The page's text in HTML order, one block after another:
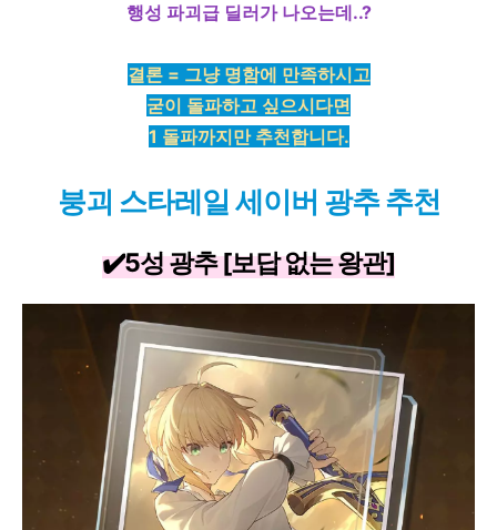
행성 파괴급 딜러가 나오는데..?
결론 = 그냥 명함에 만족하시고
굳이 돌파하고 싶으시다면
1 돌파까지만 추천합니다.
붕괴 스타레일 세이버 광추 추천
✔️5성 광추 [보답 없는 왕관]